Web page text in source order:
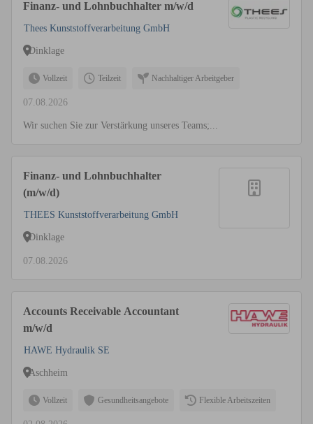
Finanz- und Lohnbuchhalter m/w/d
Thees Kunststoffverarbeitung GmbH
Dinklage
Vollzeit Teilzeit Nachhaltiger Arbeitgeber
07.08.2026
Wir suchen Sie zur Verstärkung unseres Teams;...
Finanz- und Lohnbuchhalter
(m/w/d)
THEES Kunststoffverarbeitung GmbH
Dinklage
07.08.2026
Accounts Receivable Accountant
m/w/d
HAWE Hydraulik SE
Aschheim
Vollzeit Gesundheitsangebote Flexible Arbeitszeiten